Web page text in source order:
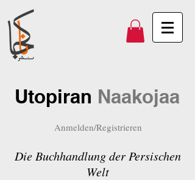
Utopiran Naakojaa
Anmelden/Registrieren
Die Buchhandlung der Persischen
Welt